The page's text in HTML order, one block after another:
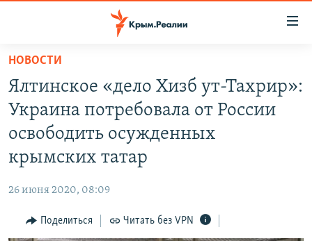
Вернуться
основному
содержанию
Вернутся
главной
Вернутся
поиску
ГРУЗ 200
ВОДА
ИНФОГРАФИКА
РАДІО СВОБОДА
КАК ОБОЙТИ БЛОКИРОВКУ
НОВОСТИ
Ялтинское «дело Хизб ут-Тахрир»:
Украина потребовала от России
освободить осужденных
крымских татар
26 июня 2020, 08:09
Поделиться Читать без VPN